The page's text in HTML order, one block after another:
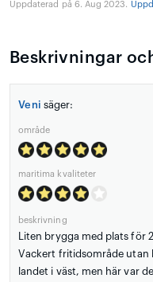
Uppdaterad på 6. Aug 2023.
Beskrivningar
Veni säger:
område
maritima kvaliteter
beskrivning
Liten brygga med plats för
Vackert fritidsområde utan
landet i väst, men här var